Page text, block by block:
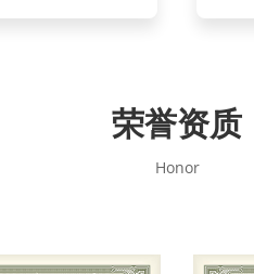
荣誉资质
Honor